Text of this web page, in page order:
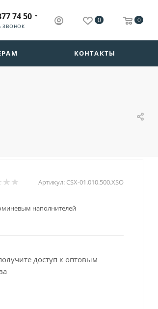
74 50
ЗВОНОК
0 0
КОНТАКТЫ
Артикул: CSX-01.010.500.XSO
наполнителей
доступ к оптовым